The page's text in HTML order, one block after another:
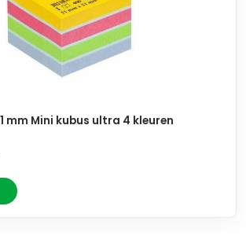
mm Mini kubus ultra 4 kleuren